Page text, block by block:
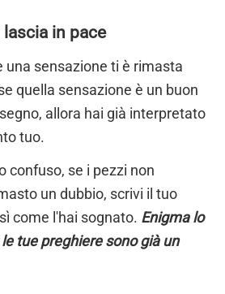
in pace
una sensazione ti è rimasta
quella sensazione è un buon
allora hai già interpretato
tuo.
confuso, se i pezzi non
un dubbio, scrivi il tuo
come l'hai sognato. Enigma lo
tue preghiere sono già un